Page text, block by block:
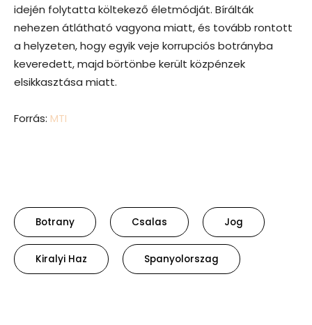
idején folytatta költekező életmódját. Bírálták
nehezen átlátható vagyona miatt, és tovább rontott
a helyzeten, hogy egyik veje korrupciós botrányba
keveredett, majd börtönbe került közpénzek
elsikkasztása miatt.
Forrás: MTI
Botrany Csalas Jog
Kiralyi Haz Spanyolorszag